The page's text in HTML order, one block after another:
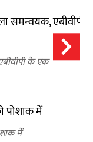
के एक
में